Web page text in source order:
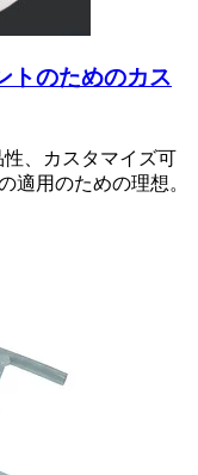
トのためのカス
、カスタマイズ可
適用のための理想。